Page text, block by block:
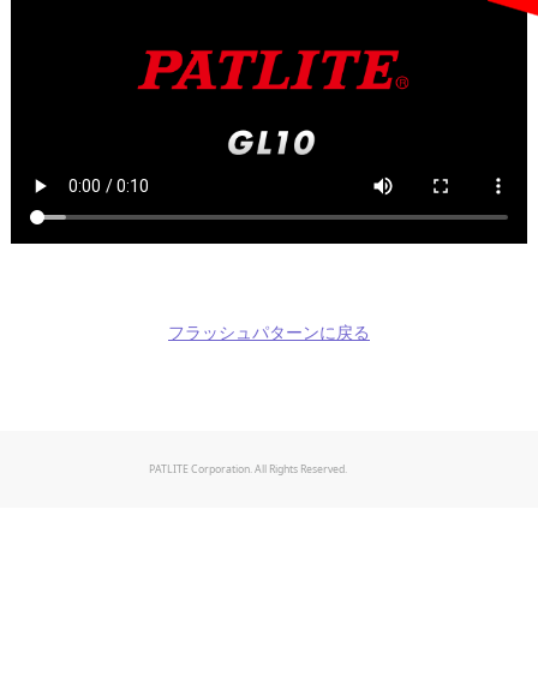
フラッシュパターンに戻る
PATLITE Corporation. All Rights Reserved.